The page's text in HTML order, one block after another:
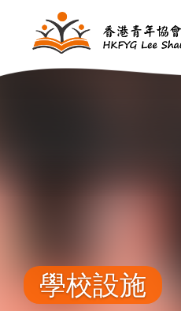
移至主內容
學校設施